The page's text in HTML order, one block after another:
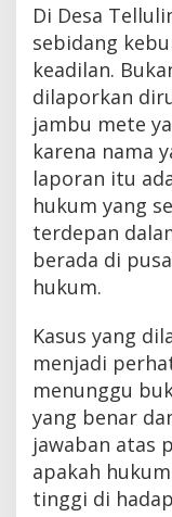
Di Desa
sebidang
keadilan.
dilaporkan
jambu mete
karena nama
laporan itu
hukum yang
terdepan
berada di
hukum.
Kasus yang
menjadi
menunggu
yang benar
jawaban atas
apakah
tinggi di